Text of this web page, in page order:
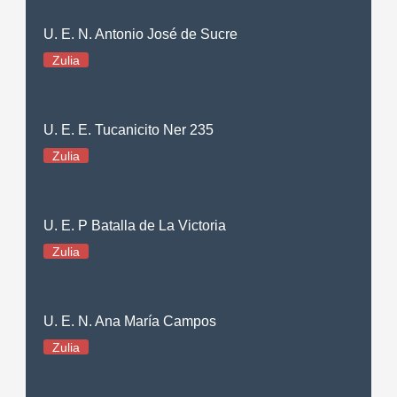
U. E. N. Antonio José de Sucre
Zulia
U. E. E. Tucanicito Ner 235
Zulia
U. E. P Batalla de La Victoria
Zulia
U. E. N. Ana María Campos
Zulia